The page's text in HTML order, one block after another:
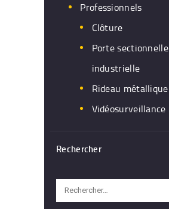
Professionnels
Clôture
Porte sectionnelle
industrielle
Rideau métallique
Vidéosurveillance
Rechercher
Rechercher :